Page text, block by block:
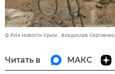
© РИА Новости Крым . Владислав Сергиенко
Читать в МАКС